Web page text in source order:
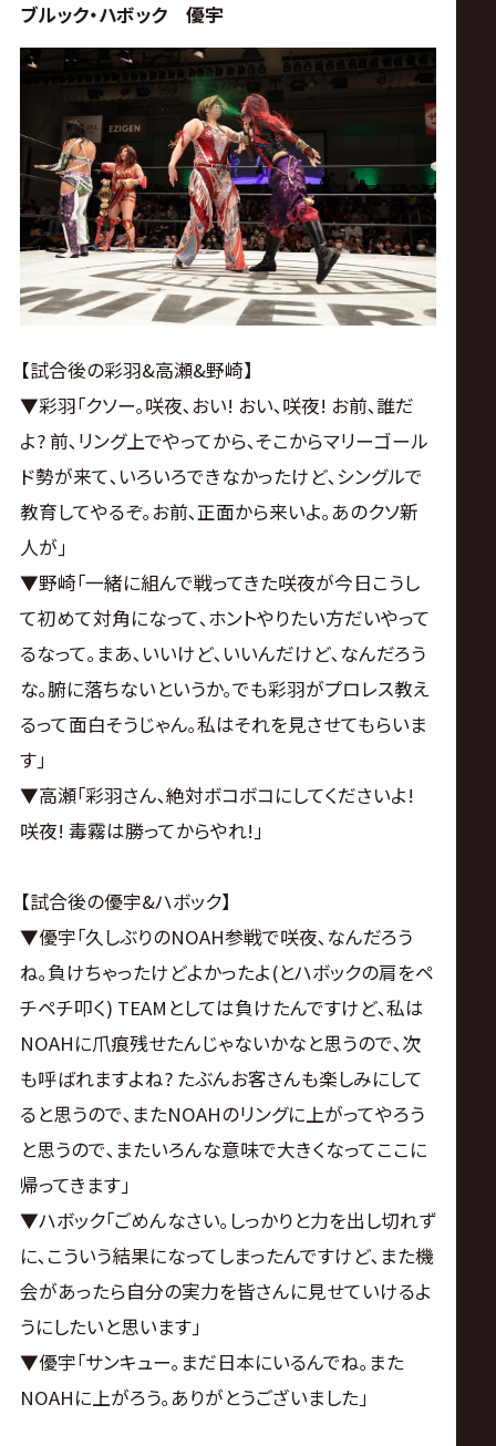
ブルック・ハボック 優宇
【試合後の彩羽&高瀬&野崎】
▼彩羽｢クソー｡咲夜､おい! おい､咲夜! お前､誰だ
よ? 前､リング上でやってから､そこからマリーゴール
ド勢が来て､いろいろできなかったけど､シングルで
教育してやるぞ｡お前､正面から来いよ｡あのクソ新
人が｣
▼野崎｢一緒に組んで戦ってきた咲夜が今日こうし
て初めて対角になって､ホントやりたい方だいやって
るなって｡まあ､いいけど､いいんだけど､なんだろう
な｡腑に落ちないというか｡でも彩羽がプロレス教え
るって面白そうじゃん｡私はそれを見させてもらいま
す｣
▼高瀬｢彩羽さん､絶対ボコボコにしてくださいよ!
咲夜! 毒霧は勝ってからやれ!｣
【試合後の優宇&ハボック】
▼優宇｢久しぶりのNOAH参戦で咲夜､なんだろう
ね｡負けちゃったけどよかったよ(とハボックの肩をペ
チペチ叩く) TEAMとしては負けたんですけど､私は
NOAHに爪痕残せたんじゃないかなと思うので､次
も呼ばれますよね? たぶんお客さんも楽しみにして
ると思うので､またNOAHのリングに上がってやろう
と思うので､またいろんな意味で大きくなってここに
帰ってきます｣
▼ハボック｢ごめんなさい｡しっかりと力を出し切れず
に､こういう結果になってしまったんですけど､また機
会があったら自分の実力を皆さんに見せていけるよ
うにしたいと思います｣
▼優宇｢サンキュー｡まだ日本にいるんでね｡また
NOAHに上がろう｡ありがとうございました｣